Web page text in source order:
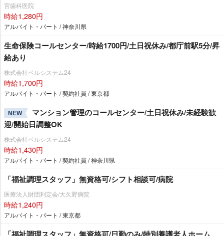
宮歯科医院
時給1,280円
アルバイト・パート / 神奈川県
生命保険コールセンター/時給1700円/土日祝休み/都庁前駅5分/昇
給あり
株式会社ベルシステム24
時給1,700円
アルバイト・パート / 契約社員 / 東京都
NEW
マンション管理のコールセンター/土日祝休み/未経験歓
迎/開始日調整OK
株式会社ベルシステム24
時給1,430円
アルバイト・パート / 契約社員 / 神奈川県
「福祉調理スタッフ」無資格可/シフト相談可/病院
医療法人財団利定会/大久野病院
時給1,240円
アルバイト・パート / 東京都